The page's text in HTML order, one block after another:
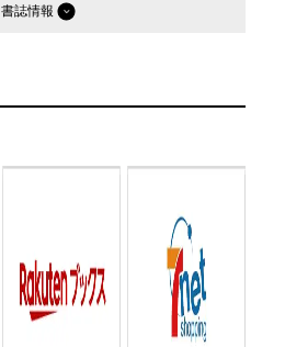
書誌情報
文庫判